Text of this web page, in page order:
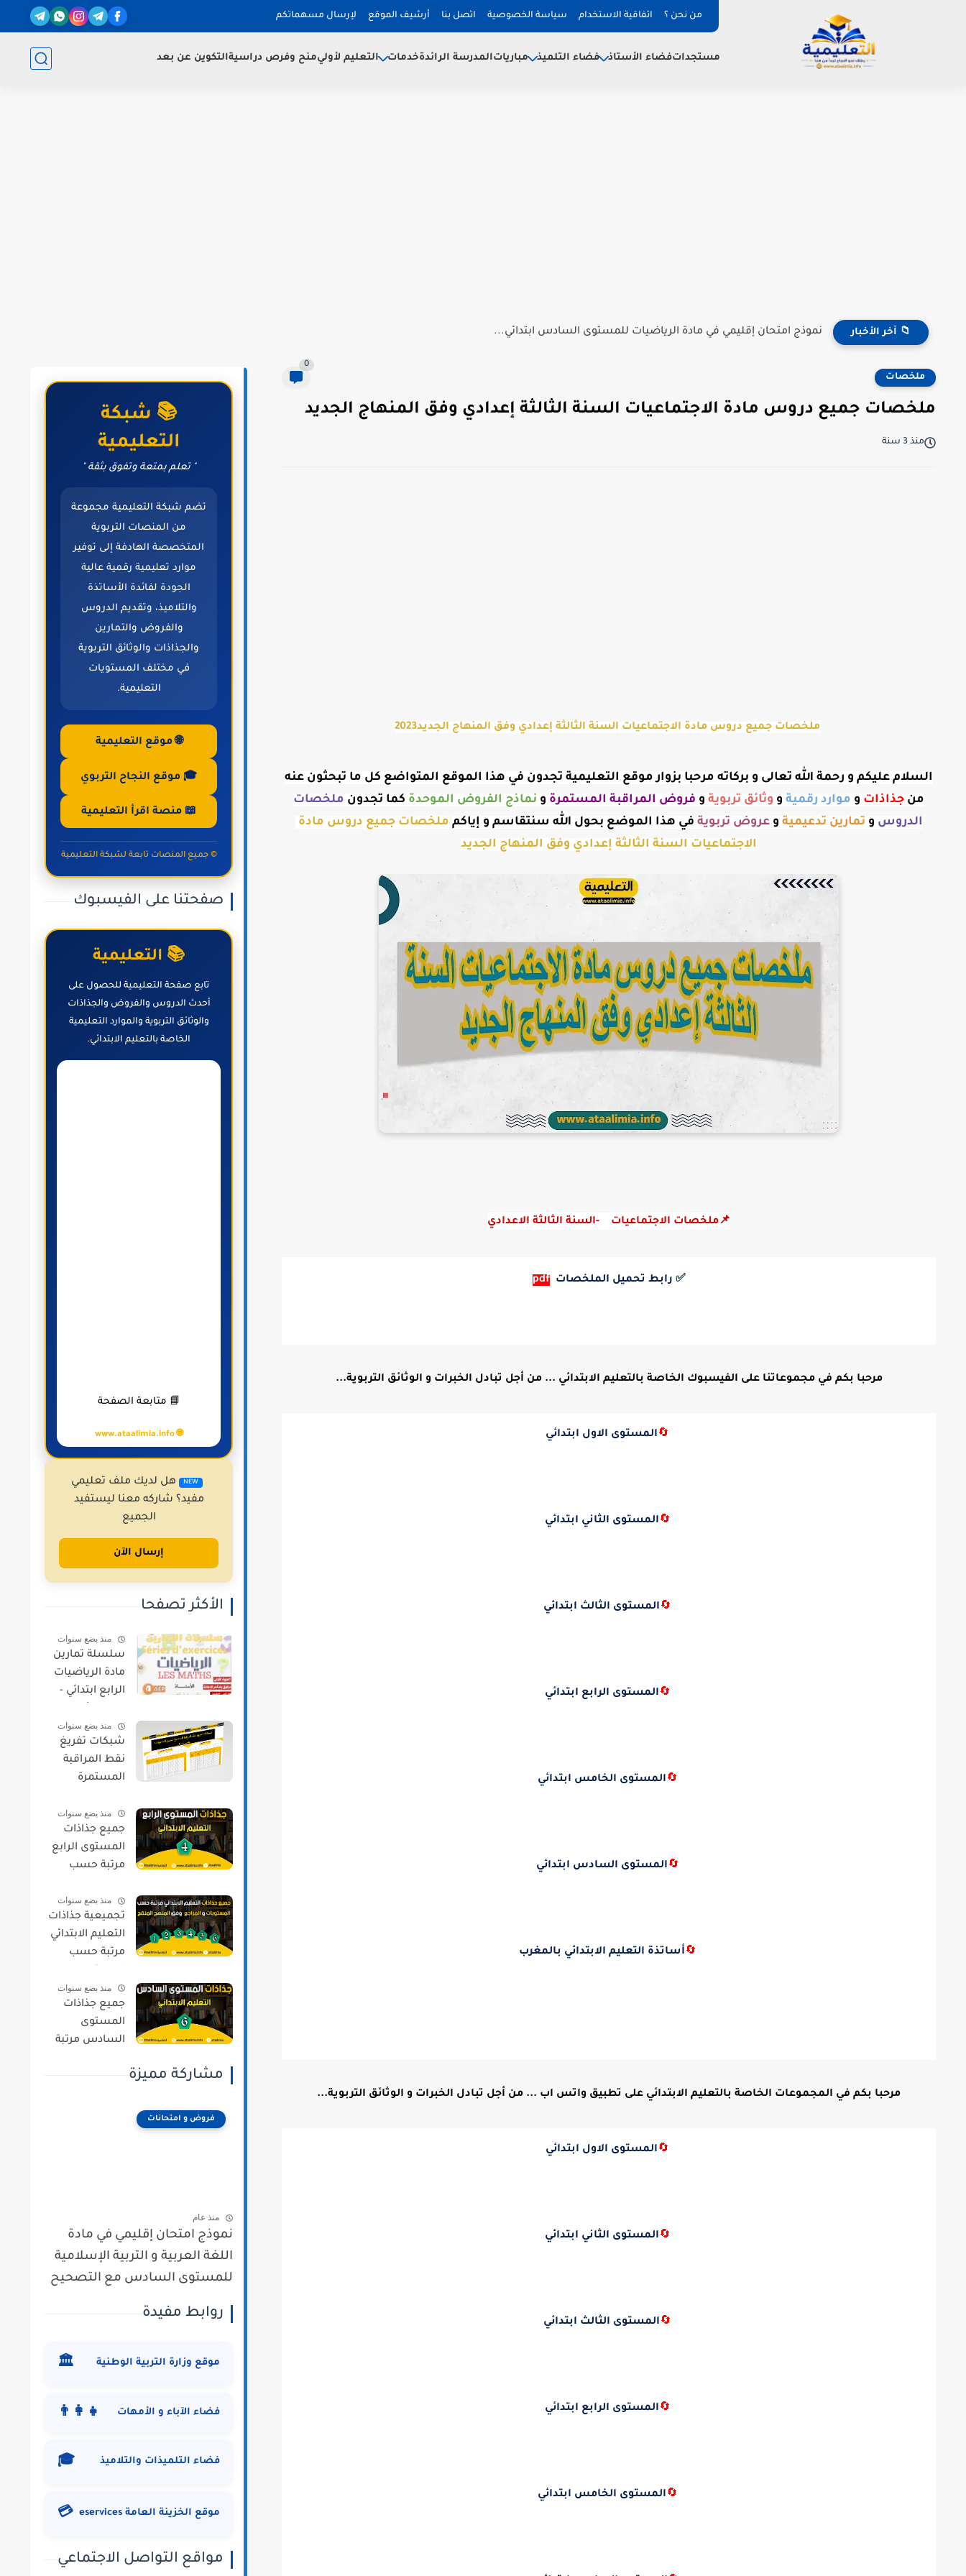
من نحن ؟ اتفاقية الاستخدام سياسة الخصوصية اتصل بنا أرشيف الموقع لإرسال مسهماتكم
مستجداتفضاء الأستاذ فضاء التلميذ مبارياتالمدرسة الرائدةخدمات التعليم لأوليمنح وفرص دراسيةالتكوين عن بعد
📁 آخر الأخبار نموذج امتحان إقليمي في مادة الرياضيات للمستوى السادس ابتدائي...
ملخصات
0
ملخصات جميع دروس مادة الاجتماعيات السنة الثالثة إعدادي وفق المنهاج الجديد
منذ 3 سنة
ملخصات جميع دروس مادة الاجتماعيات السنة الثالثة إعدادي وفق المنهاج الجديد2023
السلام عليكم و رحمة الله تعالى و بركاته مرحبا بزوار موقع التعليمية تجدون في هذا الموقع المتواضع كل ما تبحثون عنه
من جذاذات و موارد رقمية و وثائق تربوية و فروض المراقبة المستمرة و نماذج الفروض الموحدة كما تجدون ملخصات
الدروس و تمارين تدعيمية وعروض تربوية في هذا الموضع بحول الله سنتقاسم و إياكم
الاجتماعيات السنة الثالثة إعدادي وفق المنهاج الجديد
📌ملخصات الاجتماعيات    -السنة الثالثة الاعدادي
✅ رابط تحميل الملخصات pdf
مرحبا بكم في مجموعاتنا على الفيسبوك الخاصة بالتعليم الابتدائي ... من أجل تبادل الخبرات و الوثائق التربوية...
🔄المستوى الاول ابتدائي
🔄المستوى الثاني ابتدائي
🔄المستوى الثالث ابتدائي
🔄المستوى الرابع ابتدائي
🔄المستوى الخامس ابتدائي
🔄المستوى السادس ابتدائي
🔄أساتذة التعليم الابتدائي بالمغرب
مرحبا بكم في المجموعات الخاصة بالتعليم الابتدائي على تطبيق واتس اب ... من أجل تبادل الخبرات و الوثائق التربوية...
🔄المستوى الاول ابتدائي
🔄المستوى الثاني ابتدائي
🔄المستوى الثالث ابتدائي
🔄المستوى الرابع ابتدائي
🔄المستوى الخامس ابتدائي
📚 شبكة
التعليمية
" تعلم بمتعة وتفوق بثقة "
تضم شبكة التعليمية مجموعة
من المنصات التربوية
المتخصصة الهادفة إلى توفير
موارد تعليمية رقمية عالية
الجودة لفائدة الأساتذة
والتلاميذ، وتقديم الدروس
والفروض والتمارين
والجذاذات والوثائق التربوية
في مختلف المستويات
التعليمية.
🌐 موقع التعليمية
🎓 موقع النجاح التربوي
📖 منصة اقرأ التعليمية
© جميع المنصات تابعة لشبكة التعليمية
صفحتنا على الفيسبوك
📚 التعليمية
تابع صفحة التعليمية للحصول على
أحدث الدروس والفروض والجذاذات
والوثائق التربوية والموارد التعليمية
الخاصة بالتعليم الابتدائي.
📘 متابعة الصفحة
🌐 www.ataalimia.info
NEW
هل لديك ملف تعليمي
مفيد؟ شاركه معنا ليستفيد
الجميع
إرسال الآن
الأكثر تصفحا
منذ بضع سنوات
سلسلة تمارين
مادة الرياضيات
الرابع ابتدائي -
منذ بضع سنوات
شبكات تفريغ
نقط المراقبة
المستمرة
المستويات
حسب مسار
منذ بضع سنوات
جميع جذاذات
المستوى الرابع
مرتبة حسب
2021/2022
منذ بضع سنوات
تجميعية جذاذات
التعليم الابتدائي
مرتبة حسب
المراجع وفق
المنهج المنقح
منذ بضع سنوات
جميع جذاذات
المستوى
السادس مرتبة
مشاركة مميزة
فروض و امتحانات
منذ عام
نموذج امتحان إقليمي في مادة
اللغة العربية و التربية الإسلامية
للمستوى السادس مع التصحيح
روابط مفيدة
موقع وزارة التربية الوطنية 🏛️
فضاء الآباء و الأمهات 👨‍👩‍👧
فضاء التلميذات والتلاميذ 🎓
موقع الخزينة العامة eservices 💳
مواقع التواصل الاجتماعي